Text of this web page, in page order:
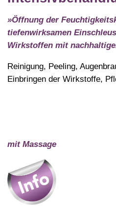
»Öffnung der
tiefenwirksamen
Wirkstoffen mit
Reinigung, Peeling,
Einbringen der Wirkstoffe,
mit Massage